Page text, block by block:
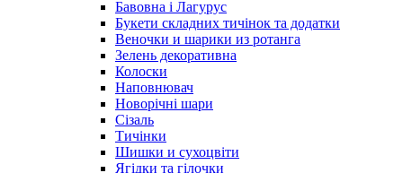
Бавовна і Лагурус
Букети складних тичінок та додатки
Веночки и шарики из ротанга
Зелень декоративна
Колоски
Наповнювач
Новорічні шари
Сізаль
Тичінки
Шишки и сухоцвіти
Ягідки та гілочки